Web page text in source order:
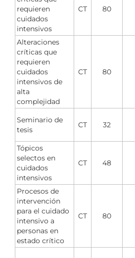
requieren
cuidados
intensivos
CT 80
Alteraciones
críticas que
requieren
cuidados
intensivos de
alta
complejidad
CT 80
Seminario de
tesis
CT 32
Tópicos
selectos en
cuidados
intensivos
CT 48
Procesos de
intervención
para el cuidado
intensivo a
personas en
estado crítico
CT 80